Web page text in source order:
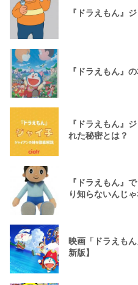
『ドラえもん』
『ドラえもん』
『ドラえもん』
れた秘密とは？
『ドラえもん』
り知らないんじ
映画「ドラえも
新版】